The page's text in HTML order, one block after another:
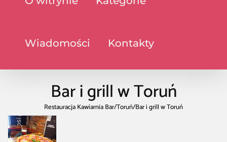
Wiadomości Kontakty
Bar i grill w Toruń
Restauracja Kawiarnia Bar/Toruń/Bar i grill w Toruń